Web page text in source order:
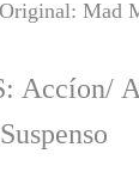
Mad
Accíon/
Suspenso